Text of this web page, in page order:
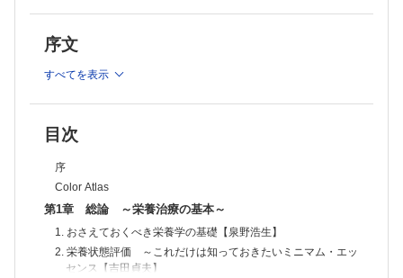
7. 心不全・急性冠症候群【鈴木規雄】
8. 腎臓病【宮島 功】
9. 消化器・肝胆膵疾患【山本憲彦】
11. 敗血症性ショック（重症患者）【中村謙介】
13. 子ども【後藤悠大，橋詰直樹】
執筆者一覧
序文
すべてを表示
目次
序
Color Atlas
第1章 総論 ～栄養治療の基本～
1. おさえておくべき栄養学の基礎【泉野浩生】
2. 栄養状態評価 ～これだけは知っておきたいミニマム・エッ
センス【吉田貞夫】